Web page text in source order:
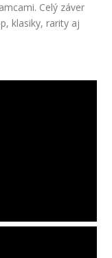
Celý záver
klasiky, rarity aj